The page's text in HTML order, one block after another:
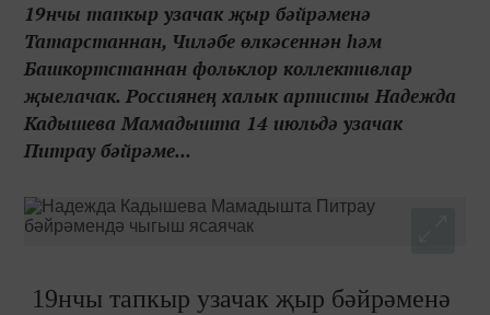
19нчы тапкыр узачак җыр бәйрәменә
Татарстаннан, Чиләбе өлкәсеннән һәм
Башкортстаннан фольклор коллективлар
җыелачак. Россиянең халык артисты Надежда
Кадышева Мамадышта 14 июльдә узачак
Питрау бәйрәме...
19нчы тапкыр узачак җыр бәйрәменә